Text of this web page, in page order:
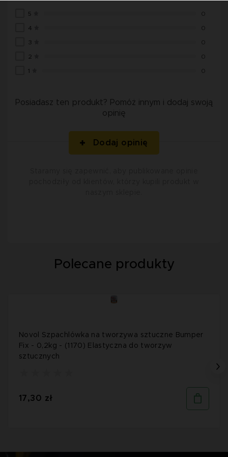
5 0
4 0
3 0
2 0
1 0
Posiadasz ten produkt? Pomóż innym i dodaj swoją
opinię
Dodaj opinię
Polecane produkty
Novol Szpachlówka na tworzywa sztuczne Bumper
Fix - 0,2kg - (1170) Elastyczna do tworzyw
sztucznych
17,30 zł